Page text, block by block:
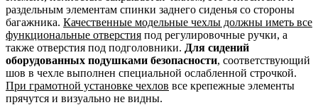
раздельным элементам спинки заднего сиденья со стороны
багажника. Качественные модельные чехлы должны иметь все
функциональные отверстия под регулировочные ручки, а
также отверстия под подголовники. Для сидений
оборудованных подушками безопасности, соответствующий
шов в чехле выполнен специальной ослабленной строчкой.
При грамотной установке чехлов все крепежные элементы
прячутся и визуально не видны.